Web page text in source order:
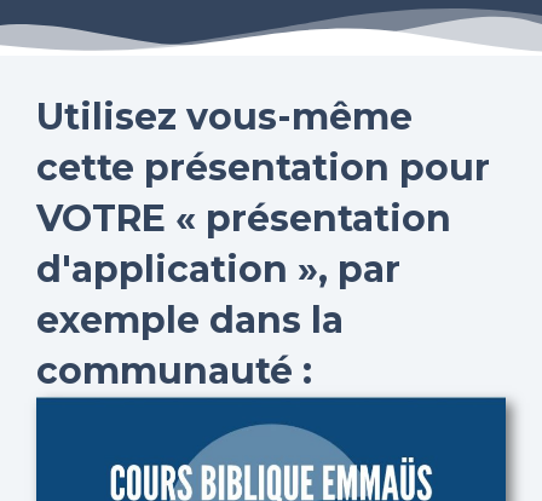
Utilisez vous-même
cette présentation pour
VOTRE « présentation
d'application », par
exemple dans la
communauté :